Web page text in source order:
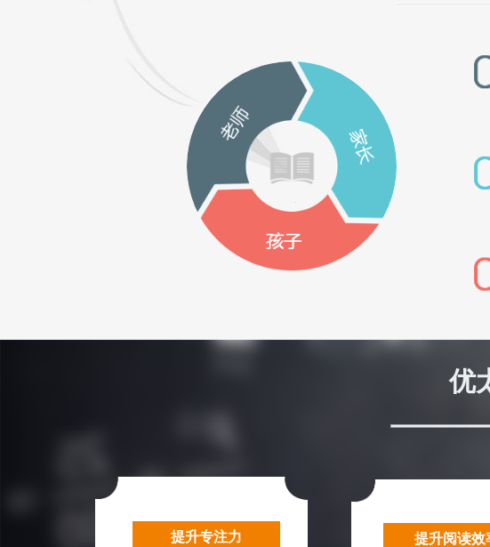
提升阅读效
提升专注力
优